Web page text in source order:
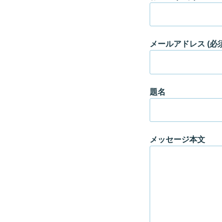
メールアドレス (必
題名
メッセージ本文